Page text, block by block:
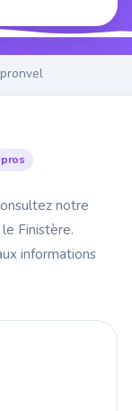
pros
notre
Finistère.
informations